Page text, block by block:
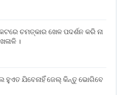
ଚମତ୍କାର ଖେଳ ପଦର୍ଶନ କରି ନା
।
ହୁଏତ ଯିବେନାହିଁ ଜେଲ୍ କିନ୍ତୁ ଭୋଗିବେ